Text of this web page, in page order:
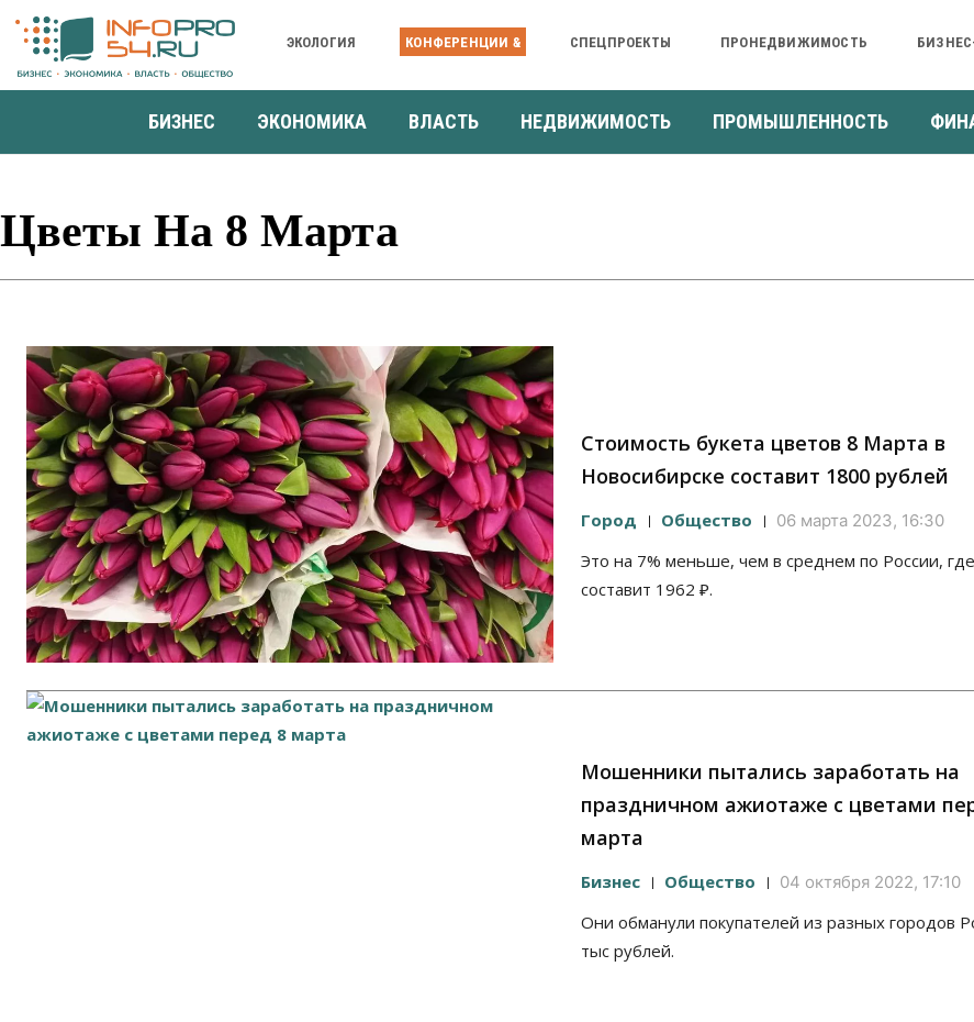
ЭКОЛОГИЯ КОНФЕРЕНЦИИ & СПЕЦПРОЕКТЫ ПРОНЕДВИЖИМОСТЬ
БИЗНЕС ЭКОНОМИКА ВЛАСТЬ НЕДВИЖИМОСТЬ ПРОМЫШЛЕННОСТЬ
Цветы На 8 Марта
Стоимость букета цветов 8 Марта в
Новосибирске составит 1800 рублей
Город Общество 06 марта 2023, 16:30
Это на 7% меньше, чем в среднем по России,
составит 1962 ₽.
Мошенники пытались заработать на
праздничном ажиотаже с цветами
марта
Бизнес Общество 04 октября 2022, 17:10
Они обманули покупателей из разных городов
тыс рублей.